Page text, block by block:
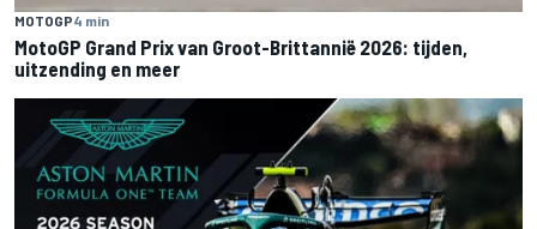
MOTOGP4 min
MotoGP Grand Prix van Groot-Brittannië 2026: tijden,
uitzending en meer